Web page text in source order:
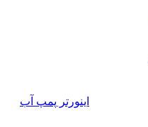
اینورتر پمپ آب